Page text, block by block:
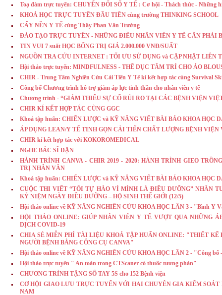
Toạ đàm trực tuyến: CHUYỂN ĐỔI SỐ Y TẾ : Cơ hội - Thách thức - Những
KHOÁ HỌC TRỰC TUYẾN ĐẦU TIÊN cùng trường THINKING SCHOOL
CẤY NỀN Y TẾ cùng Thầy Phan Văn Trường
ĐÀO TẠO TRỰC TUYẾN - NHỮNG ĐIỀU NHÂN VIÊN Y TẾ CẦN PHẢI
TIN VUI 7 suất HỌC BỔNG TRỊ GIÁ 2.000.000 VNĐ/SUẤT
NGUỒN TRA CỨU INTERNET : TỐI ƯU SỬ DỤNG và CẬP NHẬT LIÊN
Hội thảo trực tuyến: MINDFULNESS - THỂ DỤC TÂM TRÍ CHO ÁO
CHIR - Trung Tâm Nghiên Cứu Cải Tiến Y Tế kí kết hợp tác cùng Survival
Công bố Chương trình hỗ trợ giảm áp lực tinh thần cho nhân viên y tế
Chương trình - “GIẢM THIỂU SỰ CỐ RỦI RO TẠI CÁC BỆNH VIỆN
CHIR KÍ KẾT HỢP TÁC CÙNG GGC
Khoá tập huấn: CHIẾN LƯỢC và KỸ NĂNG VIẾT BÀI BÁO KHOA HỌC
ÁP DỤNG LEAN/Y TẾ TINH GỌN CẢI TIẾN CHẤT LƯỢNG BỆNH VIỆN
CHIR kí kết hợp tác với KOKOROMEDICAL
NGHE BÁC SĨ DẶN
HÀNH TRÌNH CANVA - CHIR 2019 - 2020: HÀNH TRÌNH GIEO
TRỊ NHÂN VĂN
Khoá tập huấn: CHIẾN LƯỢC và KỸ NĂNG VIẾT BÀI BÁO KHOA HỌC
CUỘC THI VIẾT “TÔI TỰ HÀO VÌ MÌNH LÀ ĐIỀU DƯỠNG” NHÂN
KỶ NIỆM NGÀY ĐIỀU DƯỠNG – HỘ SINH THẾ GIỚI (12/5)
Hội thảo online về KỸ NĂNG NGHIÊN CỨU KHOA HỌC LẦN 3 - "Bình Y
HỘI THẢO ONLINE: GIÚP NHÂN VIÊN Y TẾ VƯỢT QUA NHỮNG
DỊCH COVID-19
CHIA SẺ MIỄN PHÍ TÀI LIỆU KHOÁ TẬP HUẤN ONLINE: "THIẾT KẾ
NGƯỜI BỆNH BẰNG CÔNG CỤ CANVA"
Hội thảo online về KỸ NĂNG NGHIÊN CỨU KHOA HỌC LẦN 2 - "Công bố
Hội thảo trực tuyến " An toàn trong CTScaner có thuốc tương phản"
CHƯƠNG TRÌNH TẶNG SỔ TAY 5S cho 152 Bệnh viện
CƠ HỘI GIAO LƯU TRỰC TUYẾN VỚI HAI CHUYÊN GIA KIỂM
NAM